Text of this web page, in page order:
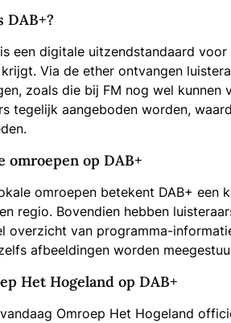
DAB+?
een digitale uitzendstandaard
Via de ether ontvangen
zoals die bij FM nog wel kunnen
tegelijk aangeboden worden,
omroepen op DAB+
omroepen betekent DAB+ een
regio. Bovendien hebben
overzicht van programma-
afbeeldingen worden
Het Hogeland op DAB+
Omroep Het Hogeland